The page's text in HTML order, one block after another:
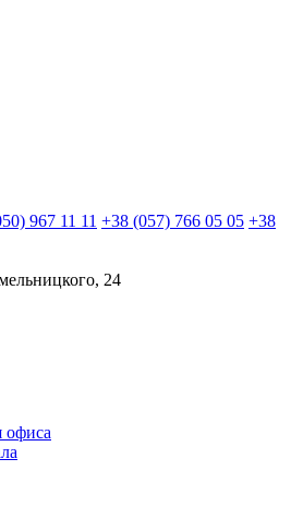
967 11 11 +38 (057) 766 05 05 +38
24
офиса